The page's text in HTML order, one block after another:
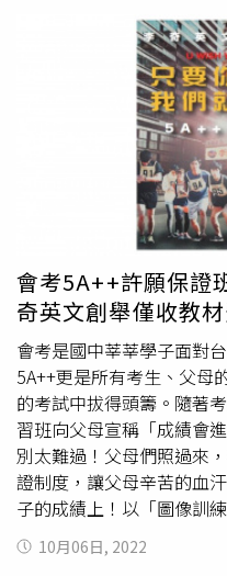
門拿到頂標，其中國文
只有38分，剛好均標，至
標。另外，歷史94分頂標
標，物理54分均標，化學
發現ChatGPT在文科方面
接著Cheap再與2021年台
現如果鎖定台大，那麼
以及園藝暨景觀學系，較
錄取；不過另一方面，在
然可以考上不少文組相關
議，不少人指出Cheap在
能出了問題，由於
文題目讓它做答顯然會提
卻要求它用人類應考的「
的思考鍊（chain of
弱。反之，如果把問題一
類難以應付的大量題目，
答案。
會考5A++許願保
奇英文創舉僅收教
會考是國中莘莘學子面對
5A++更是所有考生、父母
的考試中拔得頭籌。隨著
習班向父母宣稱「成績會
別太難過！父母們照過來
證制度，讓父母辛苦的血
子的成績上！以「圖像訓
生愛戴，近日再推出5A++
／李奇英文提供）強調「
10月06日, 2022